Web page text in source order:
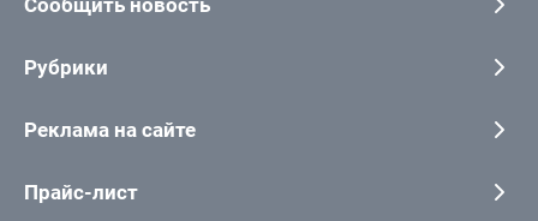
Рубрики
Реклама на сайте
Прайс-лист